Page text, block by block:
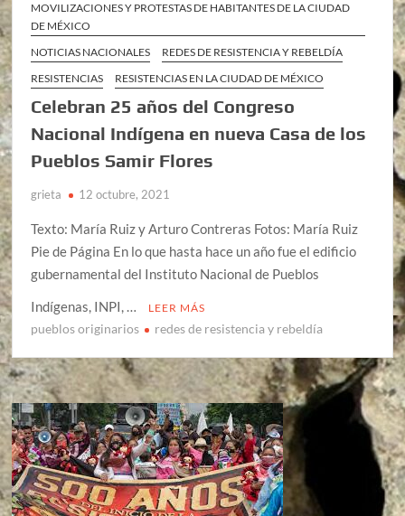
MOVILIZACIONES Y PROTESTAS DE HABITANTES DE LA CIUDAD
DE MÉXICO
NOTICIAS NACIONALES
REDES DE RESISTENCIA Y REBELDÍA
RESISTENCIAS
RESISTENCIAS EN LA CIUDAD DE MÉXICO
Celebran 25 años del Congreso
Nacional Indígena en nueva Casa de los
Pueblos Samir Flores
grieta 12 octubre, 2021
Texto: María Ruiz y Arturo Contreras Fotos: María Ruiz
Pie de Página En lo que hasta hace un año fue el edificio
gubernamental del Instituto Nacional de Pueblos
Indígenas, INPI, …
LEER MÁS
pueblos originarios redes de resistencia y rebeldía